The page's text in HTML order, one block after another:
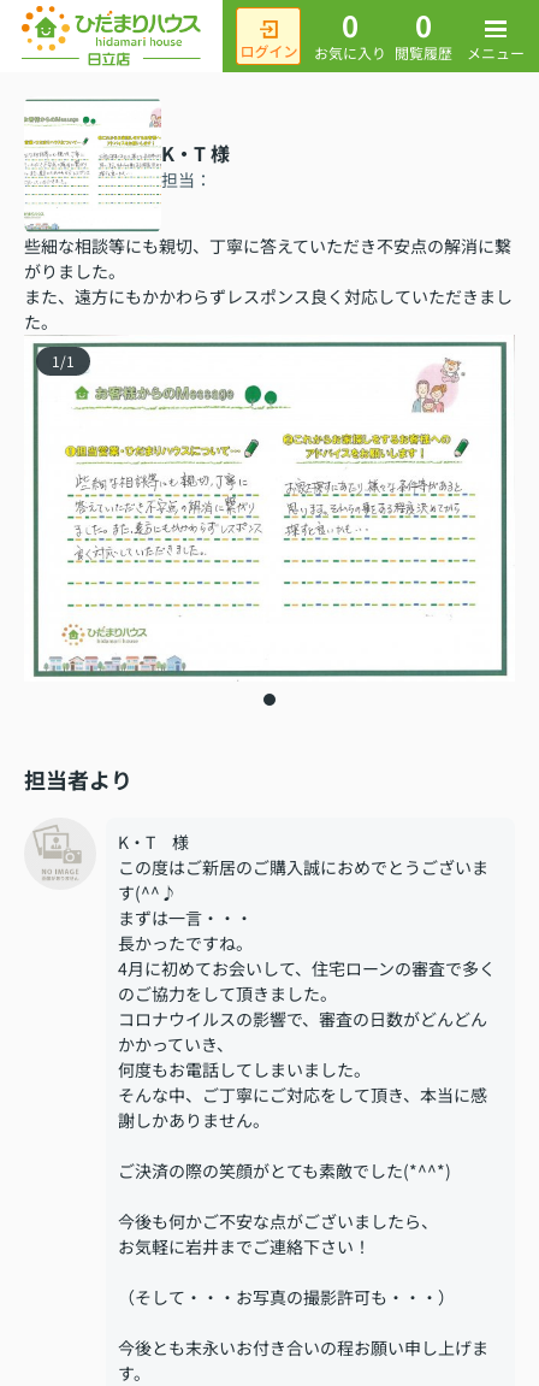
0
お気に入り
0
閲覧履歴 メニュー
K・T 様
担当：
些細な相談等にも親切、丁寧に答えていただき不安点の解消に繋
がりました。
また、遠方にもかかわらずレスポンス良く対応していただきまし
た。
1/1
担当者より
K・T 様
この度はご新居のご購入誠におめでとうございま
す(^^♪
まずは一言・・・
長かったですね。
4月に初めてお会いして、住宅ローンの審査で多く
のご協力をして頂きました。
コロナウイルスの影響で、審査の日数がどんどん
かかっていき、
何度もお電話してしまいました。
そんな中、ご丁寧にご対応をして頂き、本当に感
謝しかありません。
ご決済の際の笑顔がとても素敵でした(*^^*)
今後も何かご不安な点がございましたら、
お気軽に岩井までご連絡下さい！
（そして・・・お写真の撮影許可も・・・）
今後とも末永いお付き合いの程お願い申し上げま
す。